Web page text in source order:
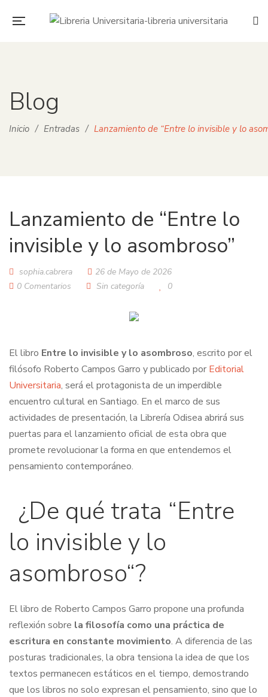
Blog
Inicio / Entradas / Lanzamiento de “Entre lo invisible y lo
Lanzamiento de “Entre lo
invisible y lo asombroso”
sophia.cabrera
26 de Mayo de 2026
0 Comentarios
Sin categoría 0
El libro Entre lo invisible y lo asombroso, escrito por el
filósofo Roberto Campos Garro y publicado por Editorial
Universitaria, será el protagonista de un imperdible
encuentro cultural en Santiago. En el marco de sus
actividades de presentación, la Librería Odisea abrirá sus
puertas para el lanzamiento oficial de esta obra que
promete revolucionar la forma en que entendemos el
pensamiento contemporáneo.
¿De qué trata “Entre
lo invisible y lo
asombroso“?
El libro de Roberto Campos Garro propone una profunda
reflexión sobre la filosofía como una práctica de
escritura en constante movimiento. A diferencia de las
posturas tradicionales, la obra tensiona la idea de que los
textos permanecen estáticos en el tiempo, demostrando
que los libros no solo expresan el pensamiento, sino que lo